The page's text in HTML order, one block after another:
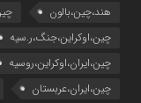
هند،چین،بالون
چین،اوکراین،جنگ،ر.سیه
چین،ایران،اوکراین،روسیه
چین،ایران،عربستان